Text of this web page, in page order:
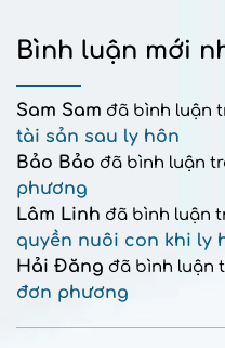
Bình luận mới
Sam Sam đã bình luận
tài sản sau ly hôn
Bảo Bảo đã bình luận
phương
Lâm Linh đã bình luận
quyền nuôi con khi ly
Hải Đăng đã bình luận
đơn phương